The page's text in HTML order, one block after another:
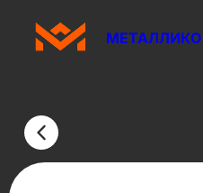
МЕТАЛЛИКО